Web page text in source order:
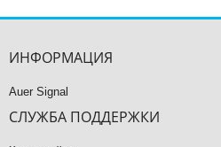
ИНФОРМАЦИЯ
Auer Signal
СЛУЖБА ПОДДЕРЖКИ